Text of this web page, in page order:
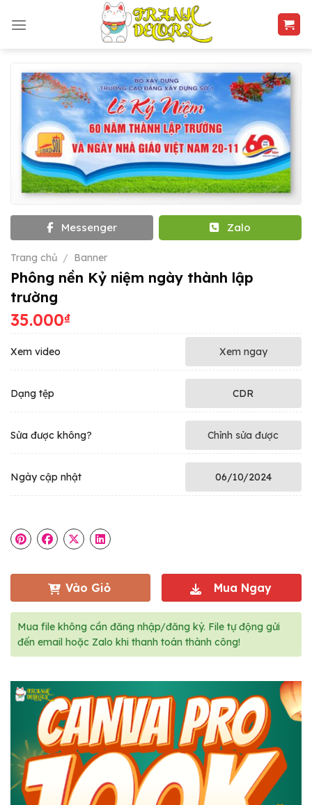
Messenger Zalo
Trang chủ / Banner
Phông nền Kỷ niệm ngày thành lập
trường
35.000₫
Xem video Xem ngay
Dạng tệp CDR
Sửa được không? Chỉnh sửa được
Ngày cập nhật 06/10/2024
Vào Giỏ Mua Ngay
Mua file không cần đăng nhập/đăng ký. File tự động gửi
đến email hoặc Zalo khi thanh toán thành công!